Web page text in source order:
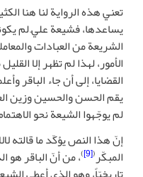
تعني هذه الرواية لنا هنا
يساعدها، فشيعة عليّ لم
الشريعة من العبادات
الأمور، لهذا لم تظهر إلا
القضايا، إلى أن جاء الباقر
يقم الحسن والحسين وزين
لم يوجّهوا الشيعة نحو
إنّ هذا النص يؤكّد ما قالته
المبكّر(
[9]
)، من أنّ الباقر هو